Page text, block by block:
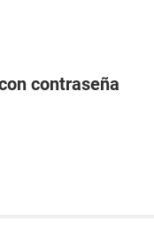
contraseña